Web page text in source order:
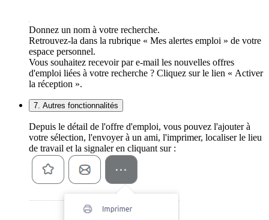
Donnez un nom à votre recherche.
Retrouvez-la dans la rubrique « Mes alertes emploi » de votre
espace personnel.
Vous souhaitez recevoir par e-mail les nouvelles offres
d'emploi liées à votre recherche ? Cliquez sur le lien « Activer
la réception ».
7. Autres fonctionnalités
Depuis le détail de l'offre d'emploi, vous pouvez l'ajouter à
votre sélection, l'envoyer à un ami, l'imprimer, localiser le lieu
de travail et la signaler en cliquant sur :